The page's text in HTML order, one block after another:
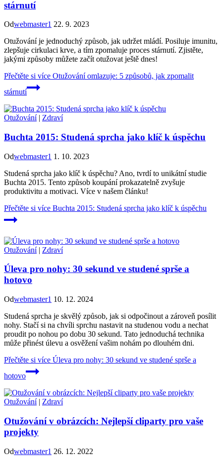
stárnutí
Odwebmaster1 22. 9. 2023
Otužování je jednoduchý způsob, jak udržet mládí. Posiluje imunitu,
zlepšuje cirkulaci krve, a tím zpomaluje proces stárnutí. Zjistěte,
jakými způsoby můžete začít otužovat ještě dnes!
Přečtěte si více Otužování omlazuje: 5 způsobů, jak zpomalit
stárnutí
Otužování| Zdraví
Buchta 2015: Studená sprcha jako klíč k úspěchu
Odwebmaster1 1. 10. 2023
Studená sprcha jako klíč k úspěchu? Ano, tvrdí to unikátní studie
Buchta 2015. Tento způsob koupání prokazatelně zvyšuje
produktivitu a motivaci. Více v našem článku!
Přečtěte si více Buchta 2015: Studená sprcha jako klíč k úspěchu
Otužování| Zdraví
Úleva pro nohy: 30 sekund ve studené sprše a
hotovo
Odwebmaster1 10. 12. 2024
Studená sprcha je skvělý způsob, jak si odpočinout a zároveň posílit
nohy. Stačí si na chvíli sprchu nastavit na studenou vodu a nechat
proudit po nohou po dobu 30 sekund. Tato jednoduchá technika
může přinést úlevu a osvěžení vašim nohám po dlouhém dni.
Přečtěte si více Úleva pro nohy: 30 sekund ve studené sprše a
hotovo
Otužování| Zdraví
Otužování v obrázcích: Nejlepší cliparty pro vaše
projekty
Odwebmaster1 26. 12. 2022